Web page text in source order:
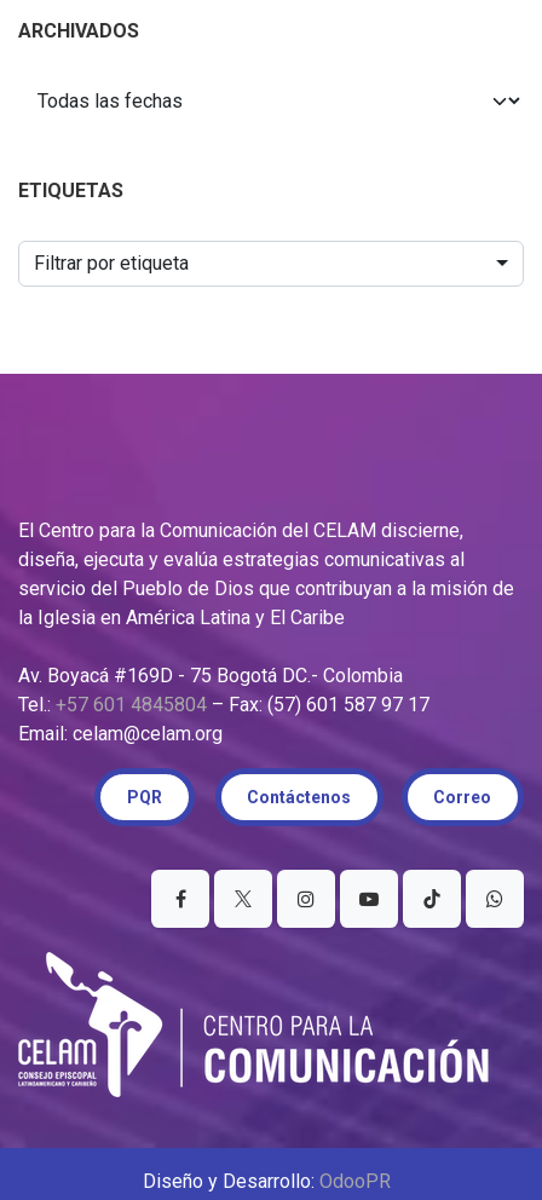
ARCHIVADOS
ETIQUETAS
Filtrar por etiqueta
El Centro para la Comunicación del CELAM discierne,
diseña, ejecuta y evalúa estrategias comunicativas al
servicio del Pueblo de Dios que contribuyan a la misión de
la Iglesia en América Latina y El Caribe
Av. Boyacá #169D - 75 Bogotá DC.- Colombia
Tel.: +57 601 4845804 – Fax: (57) 601 587 97 17
Email: celam@celam.org
PQR Contáctenos Correo
Diseño y Desarrollo: OdooPR